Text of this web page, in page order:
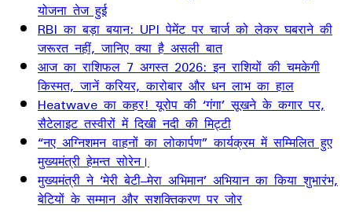
योजना तेज हुई
RBI का बड़ा बयान: UPI पेमेंट पर चार्ज को लेकर घबराने की
जरूरत नहीं, जानिए क्या है असली बात
आज का राशिफल 7 अगस्त 2026: इन राशियों की चमकेगी
किस्मत, जानें करियर, कारोबार और धन लाभ का हाल
Heatwave का कहर! यूरोप की ‘गंगा’ सूखने के कगार पर,
सैटेलाइट तस्वीरों में दिखी नदी की मिट्टी
“नए अग्निशमन वाहनों का लोकार्पण” कार्यक्रम में सम्मिलित हुए
मुख्यमंत्री हेमन्त सोरेन।
मुख्यमंत्री ने ‘मेरी बेटी–मेरा अभिमान’ अभियान का किया शुभारंभ,
बेटियों के सम्मान और सशक्तिकरण पर जोर